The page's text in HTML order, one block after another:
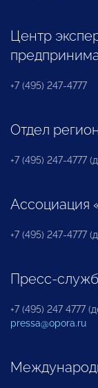
Центр
+7 (495) 247-4777
Отдел
+7 (495) 247-4777
+7 (495) 247-4777
Пресс-
+7 (495) 247 4777
pressa@opora.ru